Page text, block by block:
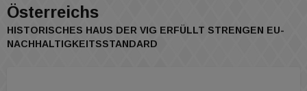
Österreichs
HISTORISCHES HAUS DER VIG ERFÜLLT STRENGEN EU-
NACHHALTIGKEITSSTANDARD